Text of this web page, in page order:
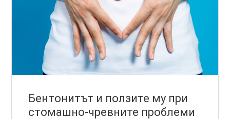
Бентонитът и ползите му при
стомашно-чревните проблеми